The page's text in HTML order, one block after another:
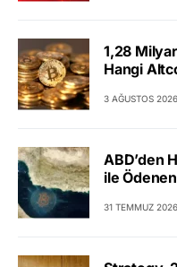
1,28
Hangi
3 AĞUSTOS 2026
ABD’den
ile
31 TEMMUZ 2026